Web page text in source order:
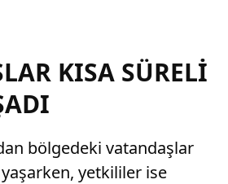
KISA SÜRELİ
bölgedeki vatandaşlar
yetkililer ise